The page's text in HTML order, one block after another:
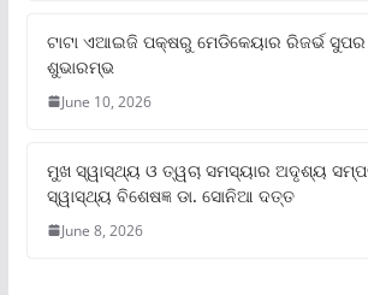
ଟାଟା ଏଆଇଜି ପକ୍ଷରୁ ମେଡିକେୟାର ରିଜର୍ଭ
ଶୁଭାରମ୍ଭ
June 10, 2026
ମୁଖ ସ୍ୱାସ୍ଥ୍ୟ ଓ ତ୍ୱଚା ସମସ୍ୟାର ଅଦୃଶ୍ୟ
ସ୍ୱାସ୍ଥ୍ୟ ବିଶେଷଜ୍ଞ ଡା. ସୋନିଆ ଦତ୍ତ
June 8, 2026